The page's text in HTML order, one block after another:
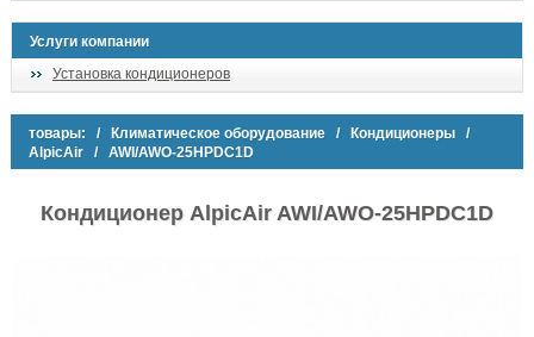
Услуги компании
Установка кондиционеров
товары: / Климатическое оборудование / Кондиционеры /
AlpicAir / AWI/AWO-25HPDC1D
Кондиционер AlpicAir AWI/AWO-25HPDC1D